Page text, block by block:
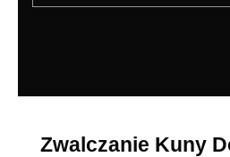
Zwalczanie Kuny